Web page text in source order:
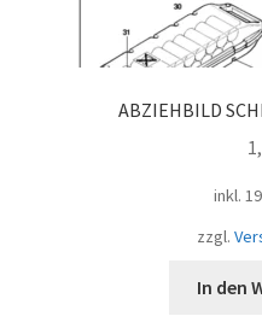
ABZIEHBILD
inkl.
zzgl.
In den